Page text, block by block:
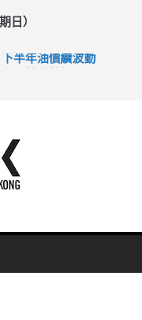
日）
半年油價續波動
場館奪錦標